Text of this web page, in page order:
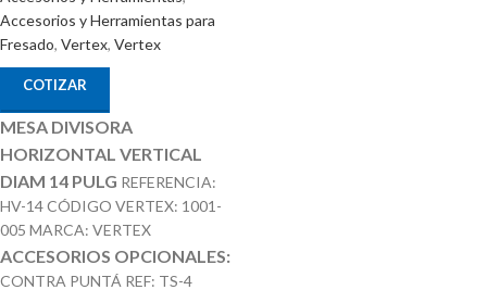
Accesorios y Herramientas para
Fresado, Vertex, Vertex
COTIZAR
MESA DIVISORA
HORIZONTAL VERTICAL
DIAM 14 PULG REFERENCIA:
HV-14 CÓDIGO VERTEX: 1001-
005 MARCA: VERTEX
ACCESORIOS OPCIONALES:
CONTRA PUNTÁ REF: TS-4